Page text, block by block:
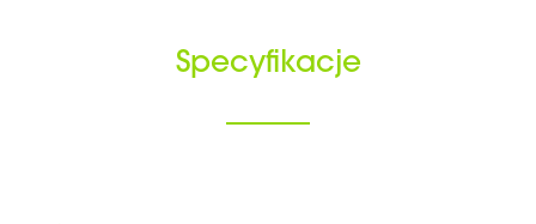
Specyfikacje